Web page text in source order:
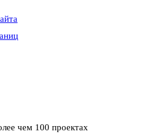
чем 100 проектах